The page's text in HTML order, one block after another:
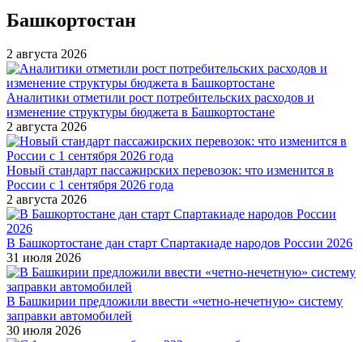
Башкортостан
2 августа 2026
Аналитики отметили рост потребительских расходов и
изменение структуры бюджета в Башкортостане
2 августа 2026
Новый стандарт пассажирских перевозок: что изменится в
России с 1 сентября 2026 года
2 августа 2026
В Башкортостане дан старт Спартакиаде народов России 2026
31 июля 2026
В Башкирии предложили ввести «четно-нечетную» систему
заправки автомобилей
30 июля 2026